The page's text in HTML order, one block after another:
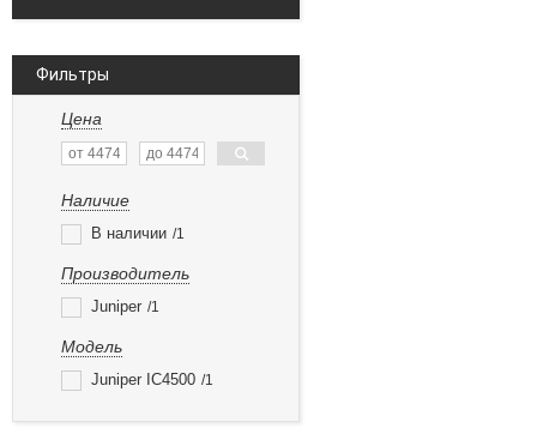
Фильтры
Цена
Наличие
В наличии 1
Производитель
Juniper 1
Модель
Juniper IC4500 1